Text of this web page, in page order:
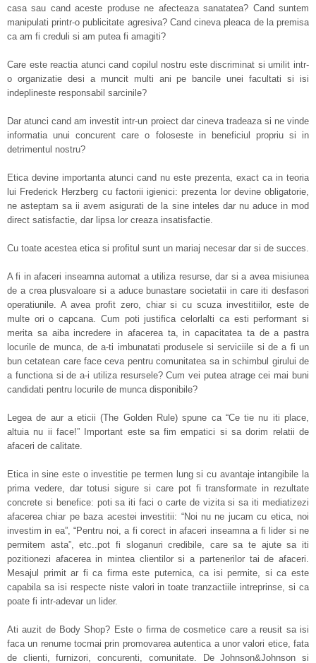
casa sau cand aceste produse ne afecteaza sanatatea? Cand suntem
manipulati printr-o publicitate agresiva? Cand cineva pleaca de la premisa
ca am fi creduli si am putea fi amagiti?
Care este reactia atunci cand copilul nostru este discriminat si umilit intr-
o organizatie desi a muncit multi ani pe bancile unei facultati si isi
indeplineste responsabil sarcinile?
Dar atunci cand am investit intr-un proiect dar cineva tradeaza si ne vinde
informatia unui concurent care o foloseste in beneficiul propriu si in
detrimentul nostru?
Etica devine importanta atunci cand nu este prezenta, exact ca in teoria
lui Frederick Herzberg cu factorii igienici: prezenta lor devine obligatorie,
ne asteptam sa ii avem asigurati de la sine inteles dar nu aduce in mod
direct satisfactie, dar lipsa lor creaza insatisfactie.
Cu toate acestea etica si profitul sunt un mariaj necesar dar si de succes.
A fi in afaceri inseamna automat a utiliza resurse, dar si a avea misiunea
de a crea plusvaloare si a aduce bunastare societatii in care iti desfasori
operatiunile. A avea profit zero, chiar si cu scuza investitiilor, este de
multe ori o capcana. Cum poti justifica celorlalti ca esti performant si
merita sa aiba incredere in afacerea ta, in capacitatea ta de a pastra
locurile de munca, de a-ti imbunatati produsele si serviciile si de a fi un
bun cetatean care face ceva pentru comunitatea sa in schimbul girului de
a functiona si de a-i utiliza resursele? Cum vei putea atrage cei mai buni
candidati pentru locurile de munca disponibile?
Legea de aur a eticii (The Golden Rule) spune ca “Ce tie nu iti place,
altuia nu ii face!” Important este sa fim empatici si sa dorim relatii de
afaceri de calitate.
Etica in sine este o investitie pe termen lung si cu avantaje intangibile la
prima vedere, dar totusi sigure si care pot fi transformate in rezultate
concrete si benefice: poti sa iti faci o carte de vizita si sa iti mediatizezi
afacerea chiar pe baza acestei investitii: “Noi nu ne jucam cu etica, noi
investim in ea”, “Pentru noi, a fi corect in afaceri inseamna a fi lider si ne
permitem asta”, etc..pot fi sloganuri credibile, care sa te ajute sa iti
pozitionezi afacerea in mintea clientilor si a partenerilor tai de afaceri.
Mesajul primit ar fi ca firma este puternica, ca isi permite, si ca este
capabila sa isi respecte niste valori in toate tranzactiile intreprinse, si ca
poate fi intr-adevar un lider.
Ati auzit de Body Shop? Este o firma de cosmetice care a reusit sa isi
faca un renume tocmai prin promovarea autentica a unor valori etice, fata
de clienti, furnizori, concurenti, comunitate. De Johnson&Johnson si